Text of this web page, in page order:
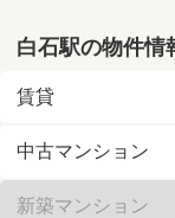
白石駅の物件情
賃貸
中古マンション
新築マンション